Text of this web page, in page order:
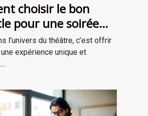
choisir le bon
pour une soirée
inoubliable ?
l’univers du théâtre, c’est offrir
expérience unique et